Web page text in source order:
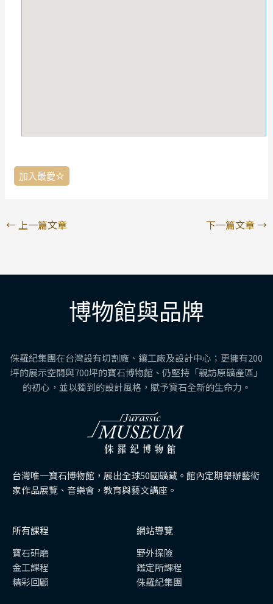
加入最愛
←上一篇文章 下一篇文章→
博物館與品牌
侏羅紀集團在台灣設有切割廠、鑲工廠及設計中心；更擁有200
坪的展示空間與700坪的寶石博物館、仍堅持「親訪原礦產區」
的初心，並以獨到的設計風格，賦予寶石全新的生命力。
台灣唯一寶石博物館，展出全球50國礦藏。館內定期舉辦藝術
家作品展覽、音樂會，教育與藝文講座。
所有課程
寶石研磨
金工課程
精彩回顧
網站導覽
野外探險
鑑定所課程
侏羅紀集團